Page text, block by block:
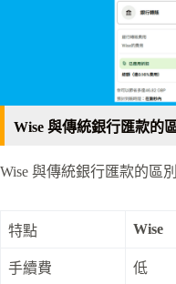
Wise 與傳統銀行匯款的
Wise 與傳統銀行匯款的區
特點 Wise
手續費 低